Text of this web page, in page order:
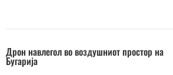
Дрон навлегол во воздушниот простор на
Бугарија